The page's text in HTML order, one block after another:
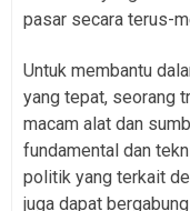
pasar secara terus-
Untuk membantu
yang tepat, seorang
macam alat dan
fundamental dan
politik yang terkait
juga dapat